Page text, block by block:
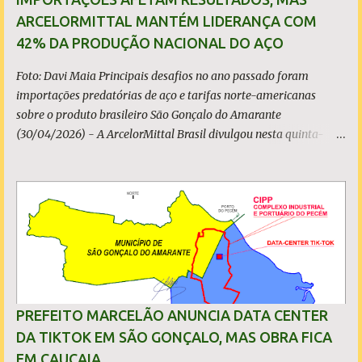
ARCELORMITTAL MANTÉM LIDERANÇA COM
42% DA PRODUÇÃO NACIONAL DO AÇO
Foto: Davi Maia Principais desafios no ano passado foram
importações predatórias de aço e tarifas norte-americanas
sobre o produto brasileiro São Gonçalo do Amarante
(30/04/2026) - A ArcelorMittal Brasil divulgou nesta quinta-
predatórias, sobretudo da China, e as tarifas impostas pelo
Governo dos Estados Unidos afetaram os resultados financeiros
e operacionais da organização e de todo o setor do aço brasileiro.
Ainda assim, a empresa manteve-se como líder no Brasil, com
42% da produção nacional de aço bruto, os investimentos
programados e permaneceu firme em seus valores de segurança,
sustentabilidade, qualidade e liderança. A produção total de aço
somou 15,14 milhões de toneladas – um recuo de 1,3% em
relação a 2024. A produção de minério de ferro atingiu 2,34
PREFEITO MARCELÃO ANUNCIA DATA CENTER
DA TIKTOK EM SÃO GONÇALO, MAS OBRA FICA